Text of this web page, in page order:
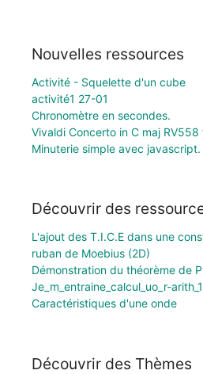
Nouvelles ressources
Activité - Squelette d'un cube
activité1 27-01
Chronomètre en secondes.
Vivaldi Concerto in C maj
Minuterie simple avec javascript.
Découvrir des
L'ajout des T.I.C.E dans une
ruban de Moebius (2D)
Démonstration du théorème de
Je_m_entraine_calcul_uo_r-arith_1
Caractéristiques d'une onde
Découvrir des Thèmes